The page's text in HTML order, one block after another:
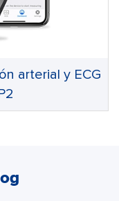
arterial y ECG